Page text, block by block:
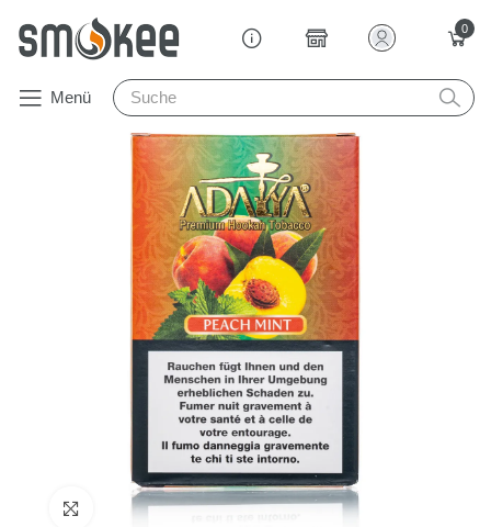
0
Menü
Zum Vergrössern anklicken